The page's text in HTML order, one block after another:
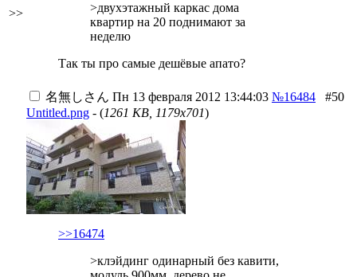
>>
>двухэтажный каркас дома
квартир на 20 поднимают за
неделю
Так ты про самые дешёвые апато?
名無しさん Пн 13 февраля 2012 13:44:03 №16484
#50
Untitled.png - (1261 KB, 1179x701)
>>16474
>клэйдинг одинарный без кавити,